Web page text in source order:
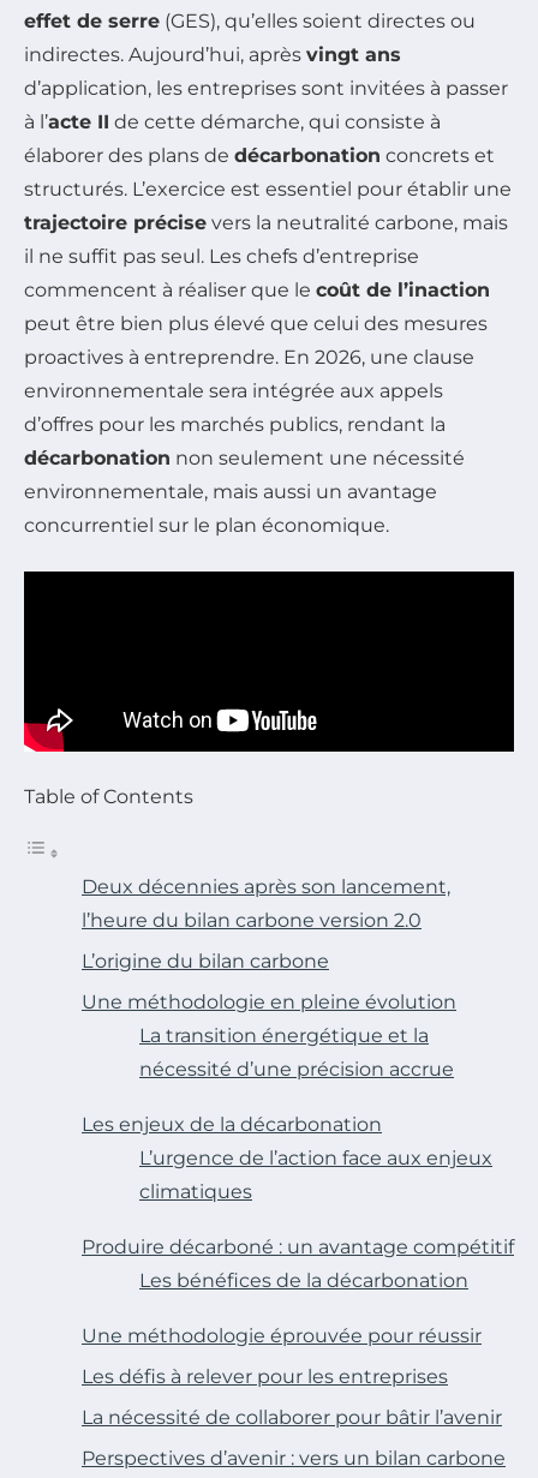
effet de serre (GES), qu’elles soient directes ou
indirectes. Aujourd’hui, après vingt ans
d’application, les entreprises sont invitées à passer
à l’acte II de cette démarche, qui consiste à
élaborer des plans de décarbonation concrets et
structurés. L’exercice est essentiel pour établir une
trajectoire précise vers la neutralité carbone, mais
il ne suffit pas seul. Les chefs d’entreprise
commencent à réaliser que le coût de l’inaction
peut être bien plus élevé que celui des mesures
proactives à entreprendre. En 2026, une clause
environnementale sera intégrée aux appels
d’offres pour les marchés publics, rendant la
décarbonation non seulement une nécessité
environnementale, mais aussi un avantage
concurrentiel sur le plan économique.
Table of Contents
Deux décennies après son lancement,
l’heure du bilan carbone version 2.0
L’origine du bilan carbone
Une méthodologie en pleine évolution
La transition énergétique et la
nécessité d’une précision accrue
Les enjeux de la décarbonation
L’urgence de l’action face aux enjeux
climatiques
Produire décarboné : un avantage compétitif
Les bénéfices de la décarbonation
Une méthodologie éprouvée pour réussir
Les défis à relever pour les entreprises
La nécessité de collaborer pour bâtir l’avenir
Perspectives d’avenir : vers un bilan carbone